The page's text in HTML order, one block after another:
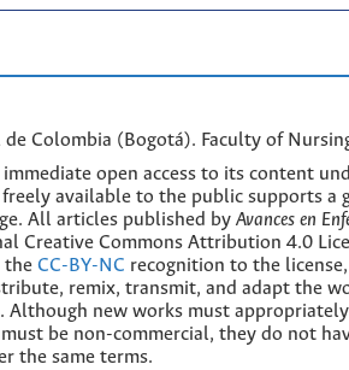
Colombia (Bogotá). Faculty of
open access to its content
available to the public supports a
All articles published by Avances en
Creative Commons Attribution 4.0
the CC-BY-NC recognition to the
remix, transmit, and adapt the
Although new works must
be non-commercial, they do not
the same terms.